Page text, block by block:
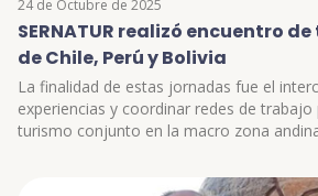
24 de Octubre de 2025
SERNATUR realizó encuentro
de Chile, Perú y Bolivia
La finalidad de estas jornadas fue el
experiencias y coordinar redes de trabajo
turismo conjunto en la macro zona